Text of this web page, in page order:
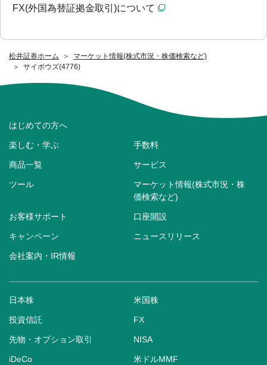
松井証券ホーム
マーケット情報(株式市況・株価検索など)
サイボウズ(4776)
FX(外国為替証拠金取引)について
はじめての方へ
楽しむ・学ぶ 手数料
商品一覧 サービス
ツール
マーケット情報(株式市況・株
価検索など)
お客様サポート 口座開設
キャンペーン ニュースリリース
会社案内・IR情報
日本株 米国株
投資信託 FX
先物・オプション取引 NISA
iDeCo 米ドルMMF